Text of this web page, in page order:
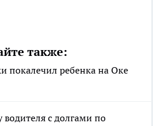
также:
покалечил ребенка на Оке
с долгами по